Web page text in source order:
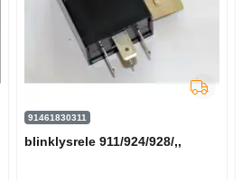
91461830311
blinklysrele 911/924/928/,,